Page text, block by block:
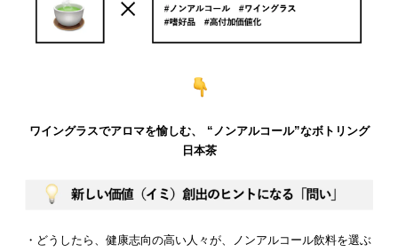
ワイングラスでアロマを愉しむ、 “ノンアルコール”なボトリング
日本茶
・どうしたら、健康志向の高い人々が、ノンアルコール飲料を選ぶ